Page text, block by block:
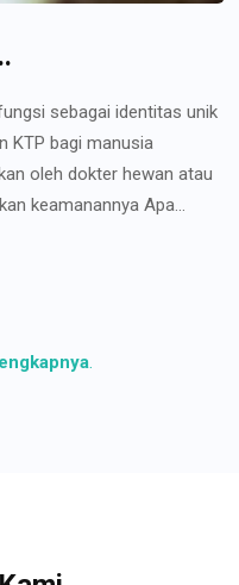
sebagai identitas unik
KTP bagi manusia
oleh dokter hewan atau
keamanannya Apa...
.